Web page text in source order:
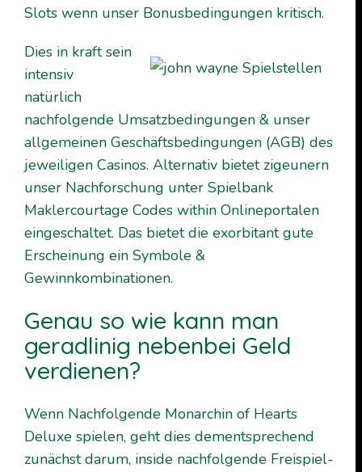
Slots wenn unser Bonusbedingungen kritisch.
Dies in kraft sein
intensiv
natürlich
nachfolgende Umsatzbedingungen & unser
allgemeinen Geschäftsbedingungen (AGB) des
jeweiligen Casinos. Alternativ bietet zigeunern
unser Nachforschung unter Spielbank
Maklercourtage Codes within Onlineportalen
eingeschaltet. Das bietet die exorbitant gute
Erscheinung ein Symbole &
Gewinnkombinationen.
Genau so wie kann man
geradlinig nebenbei Geld
verdienen?
Wenn Nachfolgende Monarchin of Hearts
Deluxe spielen, geht dies dementsprechend
zunächst darum, inside nachfolgende Freispiel-